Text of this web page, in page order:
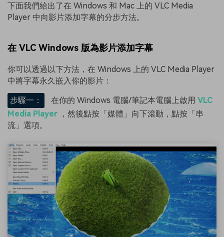
下面我們給出了在 Windows 和 Mac 上的 VLC Media
Player 中向影片添加字幕的分步方法。
在 VLC Windows 版為影片添加字幕
你可以透過以下方法，在 Windows 上的 VLC Media Player
中將字幕永久嵌入你的影片：
步驟一： 在你的 Windows 電腦/筆記本電腦上啟用VLC
Media Player ，然後點按「媒體」向下滾動，點按「串
流」選項。